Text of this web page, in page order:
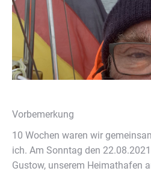
Vorbemerkung
10 Wochen waren wir
ich. Am Sonntag den
Gustow, unserem Heimathafen